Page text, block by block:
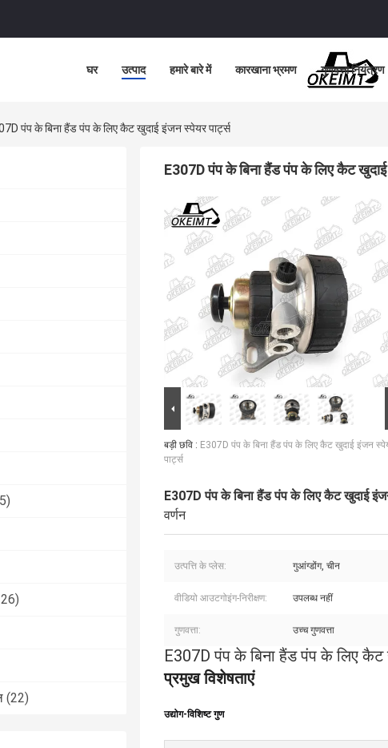
घर उत्पाद हमारे बारे में कारखाना भ्रमण गुणवत्ता नियंत्रण
पंप के बिना हैंड पंप के लिए कैट खुदाई इंजन स्पेयर पार्ट्स
(22)
E307D पंप के बिना हैंड पंप के लिए कैट खुदाई
बड़ी छवि : E307D पंप के बिना हैंड पंप के लिए कैट खुदाई इंजन
पार्ट्स
E307D पंप के बिना हैंड पंप के लिए कैट खुदाई
वर्णन
उत्पत्ति के प्लेस: गुआंग्डोंग, चीन
वीडियो आउटगोइंग-निरीक्षण: उपलब्ध नहीं
गुणवत्ता: उच्च गुणवत्ता
E307D पंप के बिना हैंड पंप के लिए कैट
प्रमुख विशेषताएं
उद्योग-विशिष्ट गुण